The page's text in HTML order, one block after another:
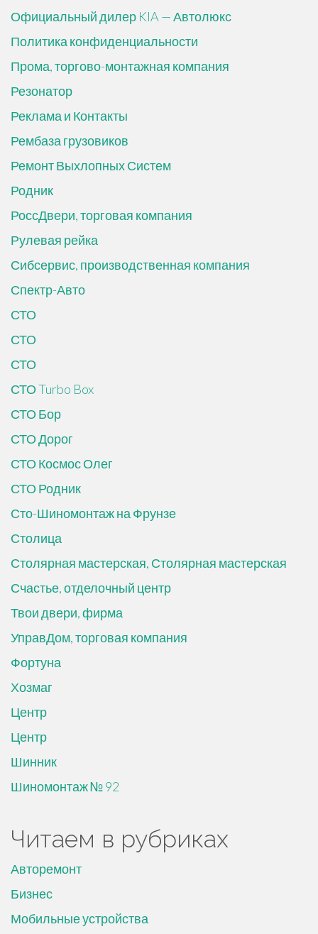
Официальный дилер KIA — Автолюкс
Политика конфиденциальности
Прома, торгово-монтажная компания
Резонатор
Реклама и Контакты
Рембаза грузовиков
Ремонт Выхлопных Систем
Родник
РоссДвери, торговая компания
Рулевая рейка
Сибсервис, производственная компания
Спектр-Авто
СТО
СТО
СТО
СТО Turbo Box
СТО Бор
СТО Дорог
СТО Космос Олег
СТО Родник
Сто-Шиномонтаж на Фрунзе
Столица
Столярная мастерская, Столярная мастерская
Счастье, отделочный центр
Твои двери, фирма
УправДом, торговая компания
Фортуна
Хозмаг
Центр
Центр
Шинник
Шиномонтаж № 92
Читаем в рубриках
Авторемонт
Бизнес
Мобильные устройства